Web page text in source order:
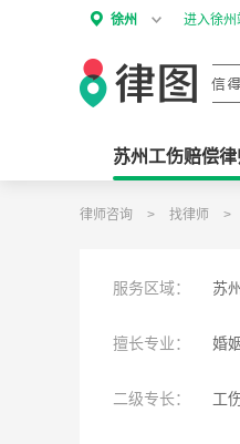
徐州 进入徐州
苏州工伤赔偿律
律师咨询 > 找律师 >
服务区域： 苏
虎
擅长专业： 婚
工
二级专长： 工